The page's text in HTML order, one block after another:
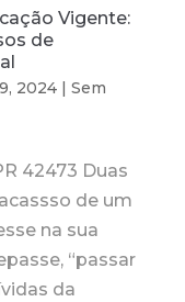
Vigente:
de
2024| Sem
42473 Duas
de um
na sua
“passar
da